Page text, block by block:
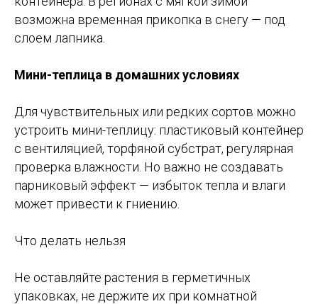
возможна временная прикопка в снегу — под
слоем лапника.
Мини-теплица в домашних условиях
Для чувствительных или редких сортов можно
устроить мини-теплицу: пластиковый контейнер
с вентиляцией, торфяной субстрат, регулярная
проверка влажности. Но важно не создавать
парниковый эффект — избыток тепла и влаги
может привести к гниению.
Что делать нельзя
Не оставляйте растения в герметичных
упаковках, не держите их при комнатной